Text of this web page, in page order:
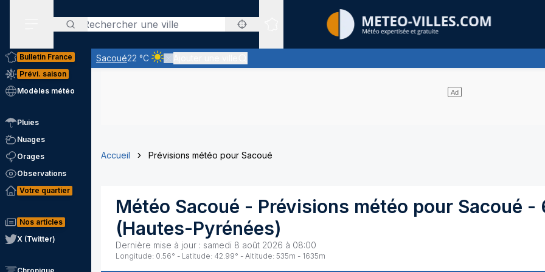
Rechercher
Sites expertis&eacute;s
Sacoué22 °C
Ciel clair - quasiment pas de nuages et un soleil omniprésent
Bulletin France
Prévi. saison
Modèles météo
Pluies
Nuages
Orages
Observations
Votre quartier
Nos articles
X (Twitter)
Accueil Prévisions météo pour Sacoué
Météo Sacoué - Prévisions météo pour Sacoué -
(Hautes-Pyrénées)
Dernière mise à jour : samedi 8 août 2026 à 08:00
Longitude: 0.56° - Latitude: 42.99° - Altitude: 535m - 1635m